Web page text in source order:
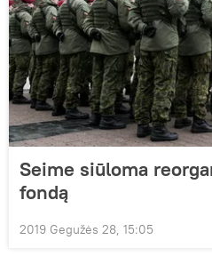
Seime siūloma
fondą
2019 Gegužės 28, 15:05